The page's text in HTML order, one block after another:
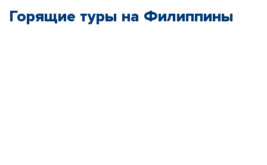
Горящие туры на Филиппины